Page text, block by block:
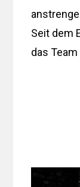
Seit dem
das